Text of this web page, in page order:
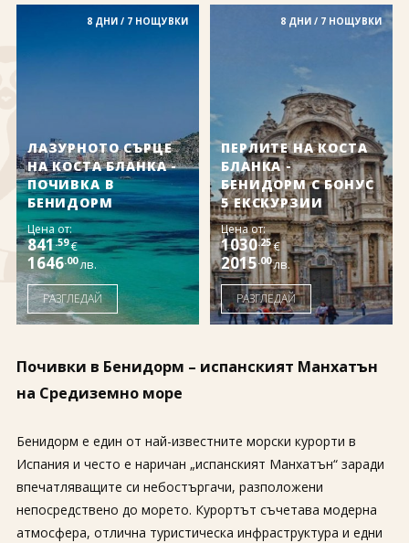
8 ДНИ / 7 НОЩУВКИ
ЛАЗУРНОТО СЪРЦЕ
НА КОСТА БЛАНКА -
ПОЧИВКА В
БЕНИДОРМ
Цена от:
841.59 €
1646.00 лв.
РАЗГЛЕДАЙ
8 ДНИ / 7 НОЩУВКИ
ПЕРЛИТЕ НА КОСТА
БЛАНКА -
БЕНИДОРМ С БОНУС
5 ЕКСКУРЗИИ
Цена от:
1030.25 €
2015.00 лв.
РАЗГЛЕДАЙ
Почивки в Бенидорм – испанският Манхатън
на Средиземно море
Бенидорм е един от най-известните морски курорти в
Испания и често е наричан „испанският Манхатън“ заради
впечатляващите си небостъргачи, разположени
непосредствено до морето. Курортът съчетава модерна
атмосфера, отлична туристическа инфраструктура и едни